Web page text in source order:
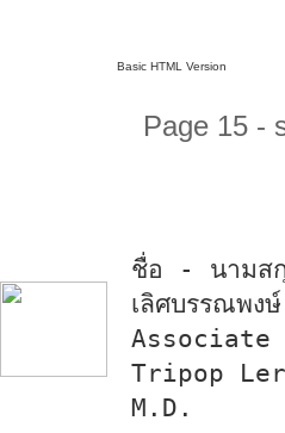
Basic HTML Version
Page 15 -
ชื่อ - นามส
เลิศบรรณพงษ์
Associate
Tripop
M.D.